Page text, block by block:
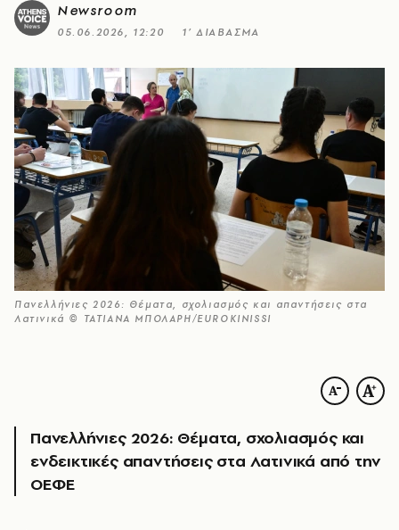
Newsroom
05.06.2026, 12:20 1’ ΔΙΑΒΑΣΜΑ
Πανελλήνιες 2026: Θέματα, σχολιασμός και απαντήσεις στα
Λατινικά © ΤΑΤΙΑΝΑ ΜΠΟΛΑΡΗ/EUROKINISSI
Πανελλήνιες 2026: Θέματα, σχολιασμός και
ενδεικτικές απαντήσεις στα Λατινικά από την
ΟΕΦΕ